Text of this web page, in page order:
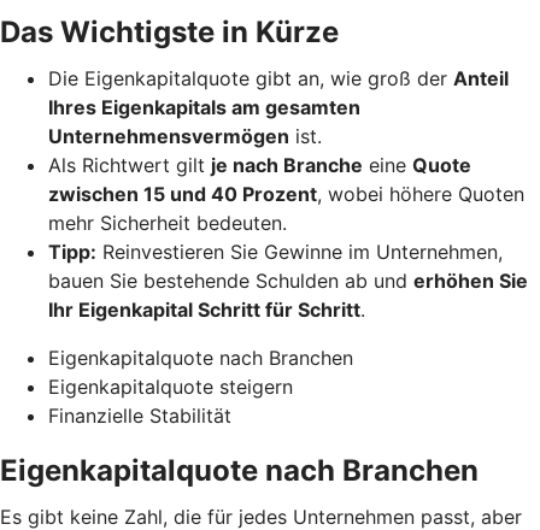
Das Wichtigste in Kürze
Die Eigenkapitalquote gibt an, wie groß der Anteil
Ihres Eigenkapitals am gesamten
Unternehmensvermögen ist.
Als Richtwert gilt je nach Branche eine Quote
zwischen 15 und 40 Prozent, wobei höhere Quoten
mehr Sicherheit bedeuten.
Tipp: Reinvestieren Sie Gewinne im Unternehmen,
bauen Sie bestehende Schulden ab und erhöhen Sie
Ihr Eigenkapital Schritt für Schritt.
Eigenkapitalquote nach Branchen
Eigenkapitalquote steigern
Finanzielle Stabilität
Eigenkapitalquote nach Branchen
Es gibt keine Zahl, die für jedes Unternehmen passt, aber